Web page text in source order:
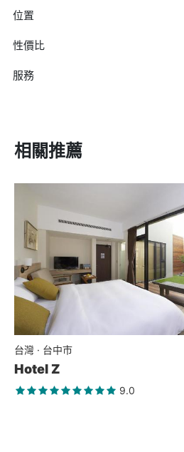
位置
性價比
服務
相關推薦
台灣 · 台中市
Hotel Z
9.0